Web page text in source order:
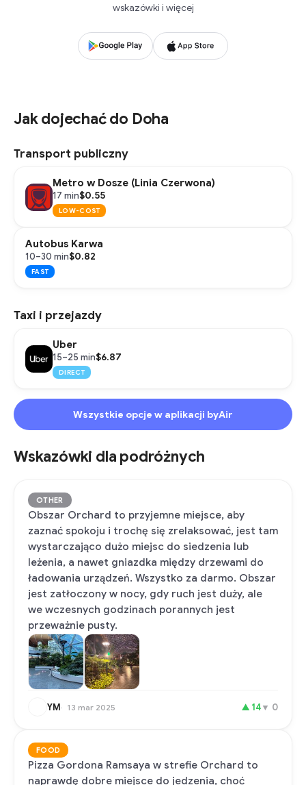
wskazówki i więcej
Jak dojechać do Doha
Transport publiczny
Metro w Dosze (Linia Czerwona)
17 min$0.55
LOW-COST
Autobus Karwa
10–30 min$0.82
FAST
Taxi i przejazdy
Uber
15–25 min$6.87
DIRECT
Wszystkie opcje w aplikacji byAir
Wskazówki dla podróżnych
OTHER
Obszar Orchard to przyjemne miejsce, aby
zaznać spokoju i trochę się zrelaksować, jest tam
wystarczająco dużo miejsc do siedzenia lub
leżenia, a nawet gniazdka między drzewami do
ładowania urządzeń. Wszystko za darmo. Obszar
jest zatłoczony w nocy, gdy ruch jest duży, ale
we wczesnych godzinach porannych jest
przeważnie pusty.
YM 13 mar 2025 ▲ 14▼ 0
FOOD
Pizza Gordona Ramsaya w strefie Orchard to
naprawdę dobre miejsce do jedzenia, choć